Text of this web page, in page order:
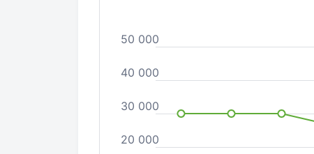
20 000
30 000
40 000
50 000